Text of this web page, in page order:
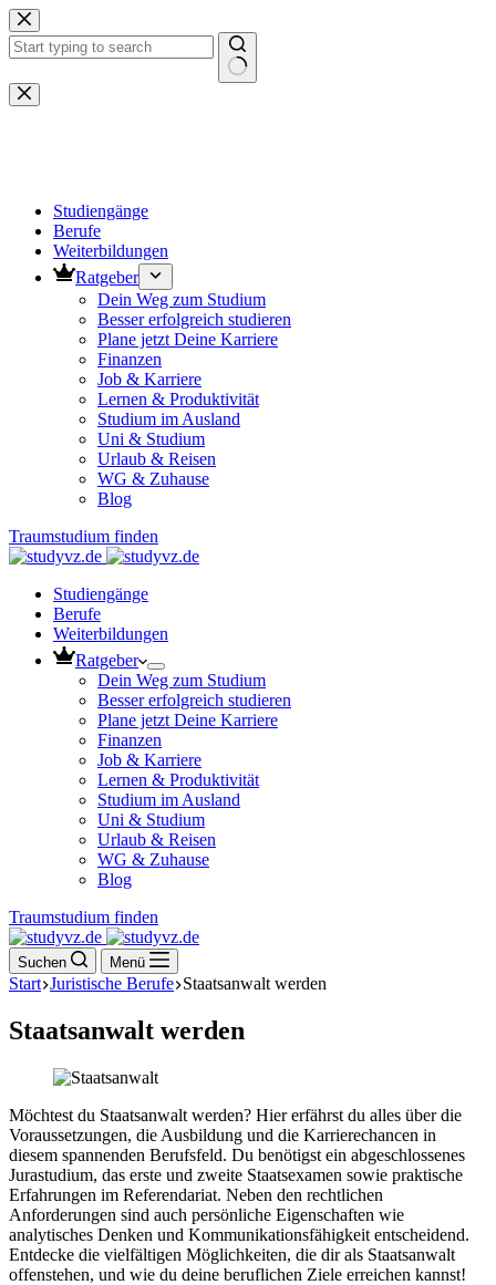
Zum
Inhalt
springen
Keine
Ergebnisse
Studiengänge
Berufe
Weiterbildungen
Ratgeber
Dein Weg zum Studium
Besser erfolgreich studieren
Plane jetzt Deine Karriere
Finanzen
Job & Karriere
Lernen & Produktivität
Studium im Ausland
Uni & Studium
Urlaub & Reisen
WG & Zuhause
Blog
Traumstudium finden
Studiengänge
Berufe
Weiterbildungen
Ratgeber
Dein Weg zum Studium
Besser erfolgreich studieren
Plane jetzt Deine Karriere
Finanzen
Job & Karriere
Lernen & Produktivität
Studium im Ausland
Uni & Studium
Urlaub & Reisen
WG & Zuhause
Blog
Traumstudium finden
Suchen Menü
Start Juristische Berufe Staatsanwalt werden
Staatsanwalt werden
Möchtest du Staatsanwalt werden? Hier erfährst du alles über die
Voraussetzungen, die Ausbildung und die Karrierechancen in
diesem spannenden Berufsfeld. Du benötigst ein abgeschlossenes
Jurastudium, das erste und zweite Staatsexamen sowie praktische
Erfahrungen im Referendariat. Neben den rechtlichen
Anforderungen sind auch persönliche Eigenschaften wie
analytisches Denken und Kommunikationsfähigkeit entscheidend.
Entdecke die vielfältigen Möglichkeiten, die dir als Staatsanwalt
offenstehen, und wie du deine beruflichen Ziele erreichen kannst!